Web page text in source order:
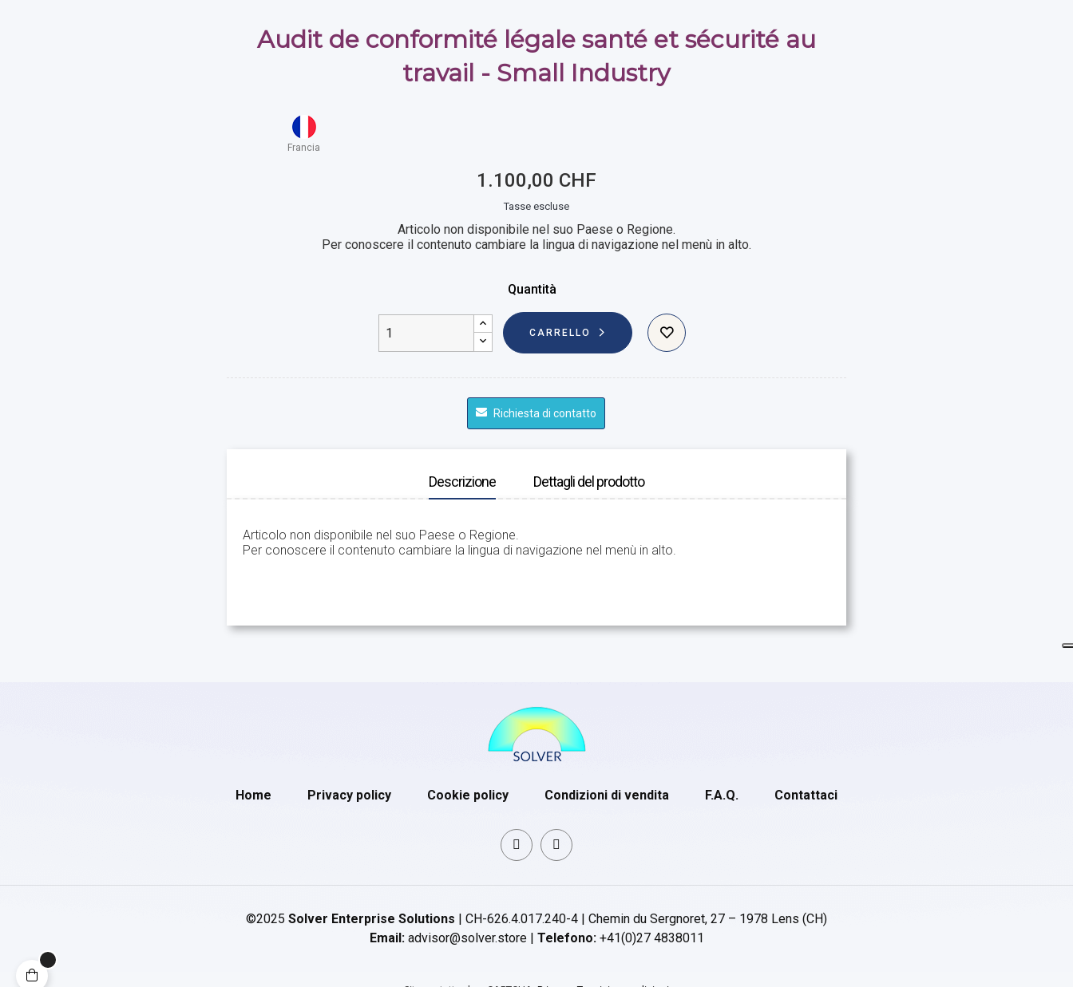
Audit de conformité légale santé et sécurité au
travail - Small Industry
Francia
1.100,00 CHF
Tasse escluse
Articolo non disponibile nel suo Paese o Regione.
Per conoscere il contenuto cambiare la lingua di navigazione nel menù in alto.
Quantità
CARRELLO
Richiesta di contatto
Descrizione Dettagli del prodotto
Articolo non disponibile nel suo Paese o Regione.
Per conoscere il contenuto cambiare la lingua di navigazione nel menù in alto.
Home Privacy policy Cookie policy Condizioni di vendita F.A.Q. Contattaci
©2025 Solver Enterprise Solutions | CH-626.4.017.240-4 | Chemin du Sergnoret, 27 – 1978 Lens (CH)
Email:advisor@solver.store | Telefono:+41(0)27 4838011